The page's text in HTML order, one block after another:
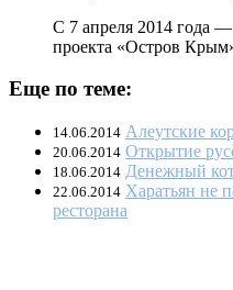
С 7 апреля 2014 года
проекта «Остров
Еще по теме:
14.06.2014 Алеутские
20.06.2014 Открытие
18.06.2014 Денежный
22.06.2014 Харатьян не
ресторана